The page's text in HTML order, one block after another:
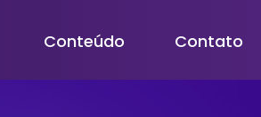
Conteúdo Contato